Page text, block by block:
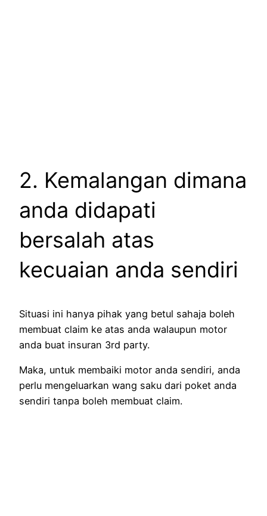
2. Kemalangan dimana
anda didapati
bersalah atas
kecuaian anda sendiri
Situasi ini hanya pihak yang betul sahaja boleh
membuat claim ke atas anda walaupun motor
anda buat insuran 3rd party.
Maka, untuk membaiki motor anda sendiri, anda
perlu mengeluarkan wang saku dari poket anda
sendiri tanpa boleh membuat claim.